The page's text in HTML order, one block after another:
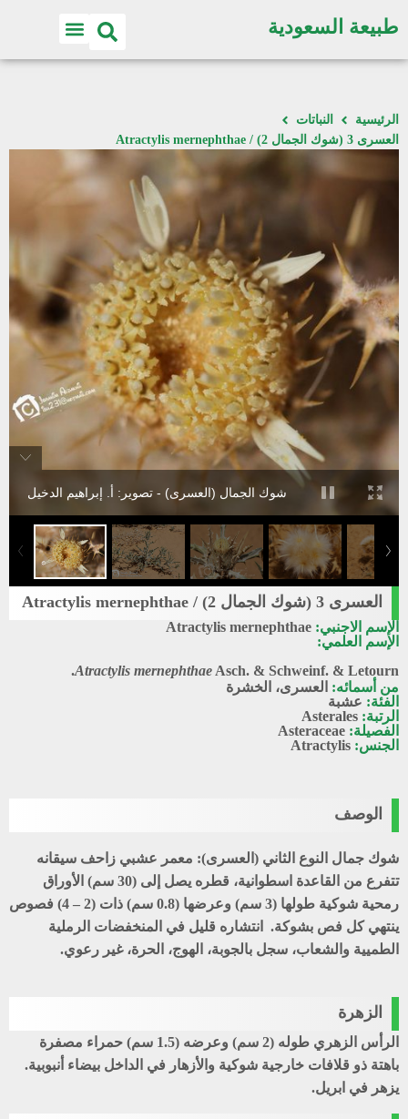
طبيعة السعودية
الرئيسية
النباتات
العسرى 3 (شوك الجمال 2) / Atractylis mernephthae
شوك الجمال (العسرى) - تصوير: أ. إبراهيم الدخيل
العسرى 3 (شوك الجمال 2) / Atractylis mernephthae
الإسم الاجنبي: Atractylis mernephthae
الإسم العلمي:
Atractylis mernephthae Asch. & Schweinf. & Letourn.
من أسمائه: العسرى، الخشرة
الفئة: عشبة
الرتبة: Asterales
الفصيلة: Asteraceae
الجنس: Atractylis
الوصف
شوك جمال النوع الثاني (العسرى): معمر عشبي زاحف سيقانه
تتفرع من القاعدة اسطوانية، قطره يصل إلى (30 سم) الأوراق
رمحية شوكية طولها (3 سم) وعرضها (0.8 سم) ذات (2 – 4) فصوص
ينتهي كل فص بشوكة. انتشاره قليل في المنخفضات الرملية
الطميية والشعاب، سجل بالجوبة، الهوج، الحرة، غير رعوي.
الزهرة
الرأس الزهري طوله (2 سم) وعرضه (1.5 سم) حمراء مصفرة
باهتة ذو قلافات خارجية شوكية والأزهار في الداخل بيضاء أنبوبية.
يزهر في ابريل.